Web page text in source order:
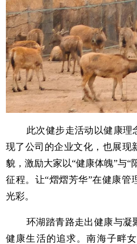
此次健步走活动以健康理
现了公司的企业文化，也展现
貌，激励大家以“健康体魄”与“
征程。让“熠熠芳华”在健康管
光彩。
环湖踏青路走出健康与凝
健康生活的追求。南海子畔